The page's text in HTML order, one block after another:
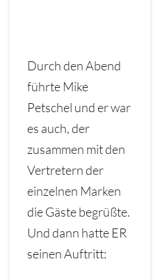
Durch den Abend
führte Mike
Petschel und er war
es auch, der
zusammen mit den
Vertretern der
einzelnen Marken
die Gäste begrüßte.
Und dann hatte ER
seinen Auftritt: